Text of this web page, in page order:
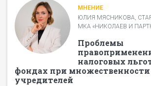
МНЕНИЕ
ЮЛИЯ МЯСНИКОВА,
МКА «НИКОЛАЕВ И
Проблемы
налоговых
фондах при множественности
учредителей